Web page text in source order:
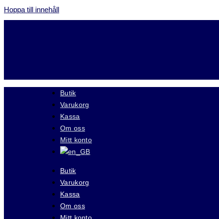
Hoppa till innehåll
Butik
Varukorg
Kassa
Om oss
Mitt konto
Butik
Varukorg
Kassa
Om oss